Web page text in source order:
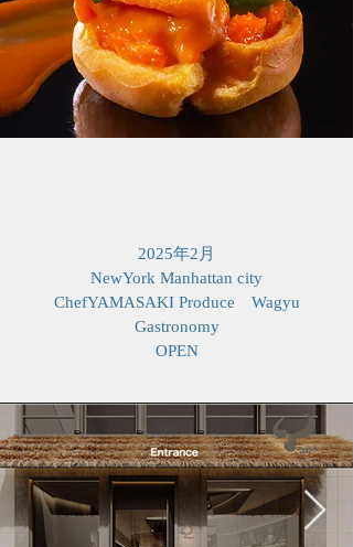
2025年2月
NewYork Manhattan city
​ChefYAMASAKI Produce Wagyu
Gastronomy
OPEN